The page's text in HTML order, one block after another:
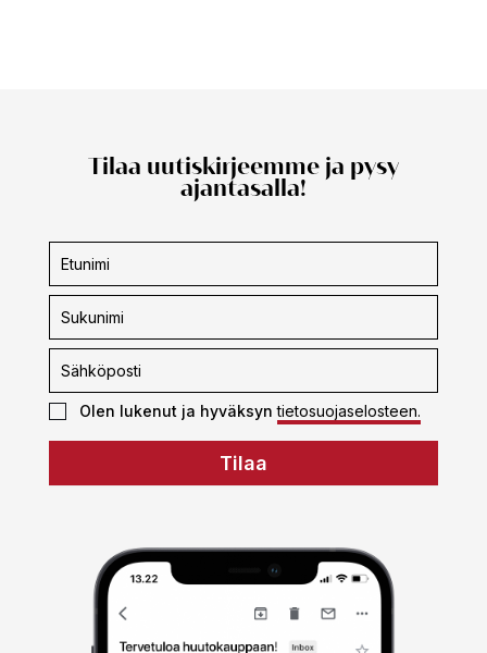
Tilaa uutiskirjeemme ja pysy
ajantasalla!
Uutiskirjeen
tilaus
Olen lukenut ja hyväksyntietosuojaselosteen.
Tilaa